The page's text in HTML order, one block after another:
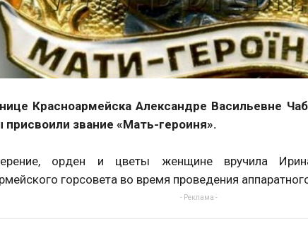
Красноармейска Александре Васильевне
присвоили звание «Мать-героиня».
орден и цветы женщине вручила
горсовета во время проведения
- Реклама -